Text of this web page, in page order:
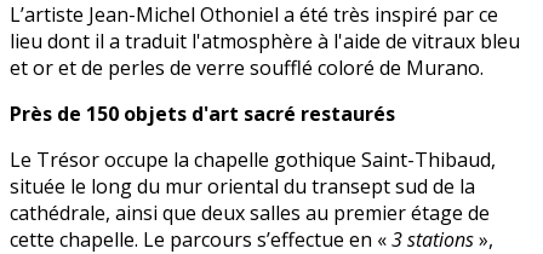
L’artiste Jean-Michel Othoniel a été très inspiré par ce
lieu dont il a traduit l'atmosphère à l'aide de vitraux bleu
et or et de perles de verre soufflé coloré de Murano.
Près de 150 objets d'art sacré restaurés
Le Trésor occupe la chapelle gothique Saint-Thibaud,
située le long du mur oriental du transept sud de la
cathédrale, ainsi que deux salles au premier étage de
cette chapelle. Le parcours s’effectue en «3 stations»,